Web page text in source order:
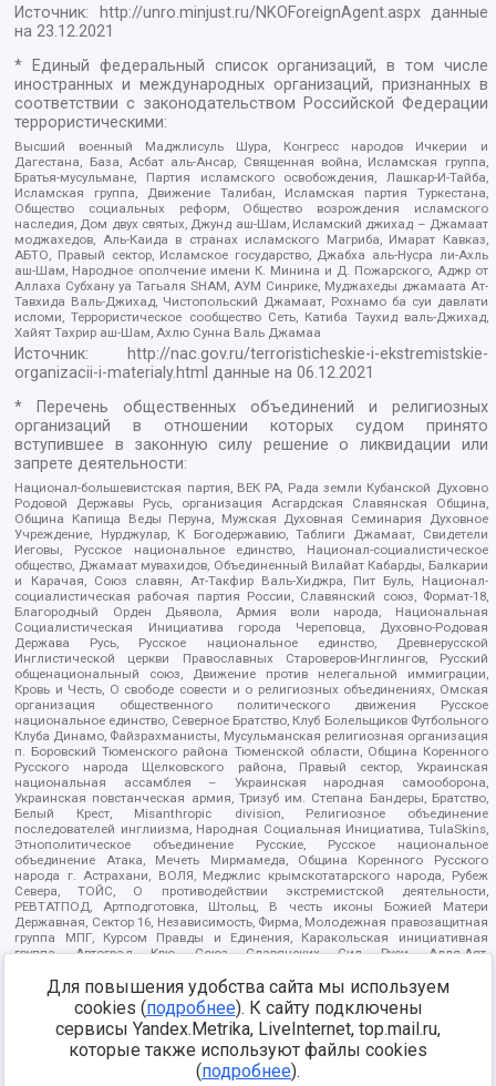
Источник: http://unro.minjust.ru/NKOForeignAgent.aspxданные
на23.12.2021
* Единый федеральный список организаций, в том числе
иностранных и международных организаций, признанных в
соответствии с законодательством Российской Федерации
террористическими:
Высший военный Маджлисуль Шура, Конгресс народов Ичкерии и
Дагестана, База, Асбат аль-Ансар, Священная война, Исламская группа,
Братья-мусульмане, Партия исламского освобождения, Лашкар-И-Тайба,
Исламская группа, Движение Талибан, Исламская партия Туркестана,
Общество социальных реформ, Общество возрождения исламского
наследия, Дом двух святых, Джунд аш-Шам, Исламский джихад – Джамаат
моджахедов, Аль-Каида в странах исламского Магриба, Имарат Кавказ,
АБТО, Правый сектор, Исламское государство, Джабха аль-Нусра ли-Ахль
аш-Шам, Народное ополчение имени К. Минина и Д. Пожарского, Аджр от
Аллаха Субхану уа Тагьаля SHAM, АУМ Синрике, Муджахеды джамаата Ат-
Тавхида Валь-Джихад, Чистопольский Джамаат, Рохнамо ба суи давлати
исломи, Террористическое сообщество Сеть, Катиба Таухид валь-Джихад,
Хайят Тахрир аш-Шам, Ахлю Сунна Валь Джамаа
Источник:
http://nac.gov.ru/terroristicheskie-i-ekstremistskie-
organizacii-i-materialy.html данные на06.12.2021
* Перечень общественных объединений и религиозных
организаций в отношении которых судом принято
вступившее в законную силу решение о ликвидации или
запрете деятельности:
Национал-большевистская партия, ВЕК РА, Рада земли Кубанской Духовно
Родовой Державы Русь, организация Асгардская Славянская Община,
Община Капища Веды Перуна, Мужская Духовная Семинария Духовное
Учреждение, Нурджулар, К Богодержавию, Таблиги Джамаат, Свидетели
Иеговы, Русское национальное единство, Национал-социалистическое
общество, Джамаат мувахидов, Объединенный Вилайат Кабарды, Балкарии
и Карачая, Союз славян, Ат-Такфир Валь-Хиджра, Пит Буль, Национал-
социалистическая рабочая партия России, Славянский союз, Формат-18,
Благородный Орден Дьявола, Армия воли народа, Национальная
Социалистическая Инициатива города Череповца, Духовно-Родовая
Держава Русь, Русское национальное единство, Древнерусской
Инглистической церкви Православных Староверов-Инглингов, Русский
общенациональный союз, Движение против нелегальной иммиграции,
Кровь и Честь, О свободе совести и о религиозных объединениях, Омская
организация общественного политического движения Русское
национальное единство, Северное Братство, Клуб Болельщиков Футбольного
Клуба Динамо, Файзрахманисты, Мусульманская религиозная организация
п. Боровский Тюменского района Тюменской области, Община Коренного
Русского народа Щелковского района, Правый сектор, Украинская
национальная ассамблея – Украинская народная самооборона,
Украинская повстанческая армия, Тризуб им. Степана Бандеры, Братство,
Белый Крест, Misanthropic division, Религиозное объединение
последователей инглиизма, Народная Социальная Инициатива, TulaSkins,
Этнополитическое объединение Русские, Русское национальное
объединение Атака, Мечеть Мирмамеда, Община Коренного Русского
народа г. Астрахани, ВОЛЯ, Меджлис крымскотатарского народа, Рубеж
Севера, ТОЙС, О противодействии экстремистской деятельности,
РЕВТАТПОД, Артподготовка, Штольц, В честь иконы Божией Матери
Державная, Сектор 16, Независимость, Фирма, Молодежная правозащитная
группа МПГ, Курсом Правды и Единения, Каракольская инициативная
группа, Автоград Крю, Союз Славянских Сил Руси, Алля-Аят,
Арестантское уголовное единство, Башкорт, Нация и свобода, W.H.С., Фалунь
Дафа, Иртыш Ultras, Русский Патриотический клуб-Новокузнецк/РПК,
Сибирский державный союз, Фонд борьбы с коррупцией, Фонд защиты прав
граждан, Штабы Навального, Совет граждан СССР Прикубанского округа г.
Краснодара
https://minjust.gov.ru/ru/documents/7822/
Для повышения удобства сайта мы используем
cookies (подробнее). К сайту подключены
сервисы Yandex.Metrika, LiveInternet, top.mail.ru,
которые также используют файлы cookies
(подробнее).